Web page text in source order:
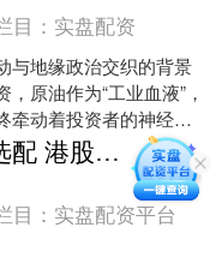
目： 实盘配资
与地缘政治交织的背景
原油作为“工业血液”，
牵动着投资者的神经。
活方式参与原油市场的
原油....
炒股配资选配 港股配资杠杆随机生成含有中立性、权威性、客观性、合规性和信息实用性适合网站发布不超30字的标题
目： 实盘配资平台